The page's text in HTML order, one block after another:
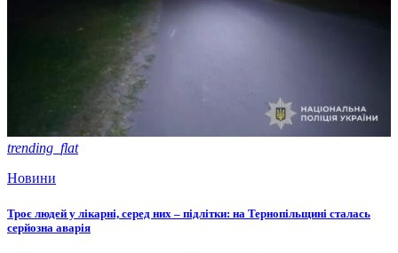
trending_flat
Новини
Троє людей у лікарні, серед них – підлітки: на Тернопільщині сталась
серйозна аварія